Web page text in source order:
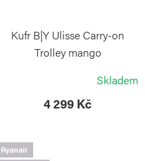
Kufr B|Y Ulisse Carry-on
Trolley mango
Skladem
4 299 Kč
Ryanair